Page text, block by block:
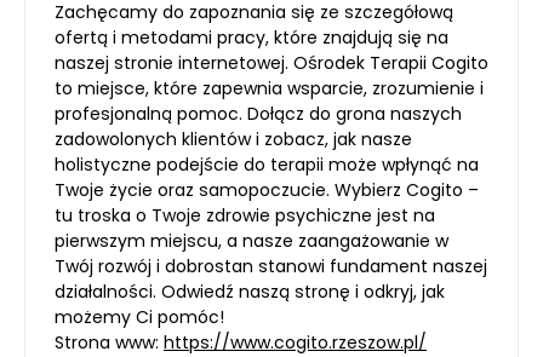
Zachęcamy do zapoznania się ze szczegółową
ofertą i metodami pracy, które znajdują się na
naszej stronie internetowej. Ośrodek Terapii Cogito
to miejsce, które zapewnia wsparcie, zrozumienie i
profesjonalną pomoc. Dołącz do grona naszych
zadowolonych klientów i zobacz, jak nasze
holistyczne podejście do terapii może wpłynąć na
Twoje życie oraz samopoczucie. Wybierz Cogito –
tu troska o Twoje zdrowie psychiczne jest na
pierwszym miejscu, a nasze zaangażowanie w
Twój rozwój i dobrostan stanowi fundament naszej
działalności. Odwiedź naszą stronę i odkryj, jak
możemy Ci pomóc!
Strona www: https://www.cogito.rzeszow.pl/